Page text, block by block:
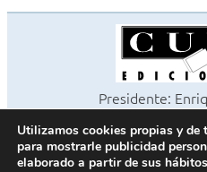
Presidente:
©2026 Revista
Todos los
Utilizamos cookies propias y
para mostrarle publicidad
elaborado a partir de sus